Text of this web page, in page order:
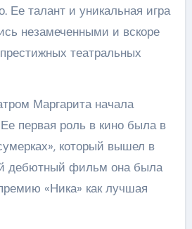
Ее талант и уникальная игра
незамеченными и вскоре
театральных
Маргарита начала
первая роль в кино была в
который вышел в
дебютный фильм она была
«Ника» как лучшая